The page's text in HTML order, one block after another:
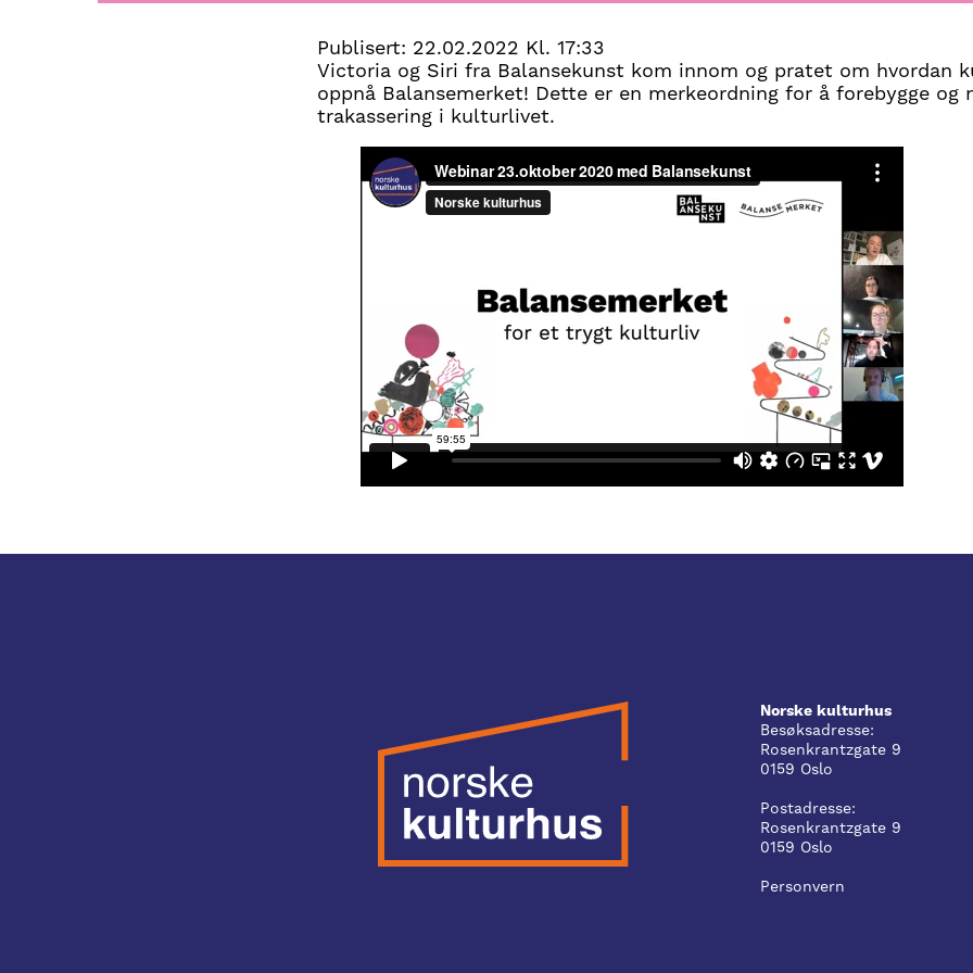
Publisert: 22.02.2022 Kl. 17:33
Victoria og Siri fra Balansekunst kom innom og pratet om hvordan
oppnå Balansemerket! Dette er en merkeordning for å forebygge og
trakassering i kulturlivet.
Norske kulturhus
Besøksadresse:
Rosenkrantzgate 9
0159 Oslo
Postadresse:
Rosenkrantzgate 9
0159 Oslo
Personvern